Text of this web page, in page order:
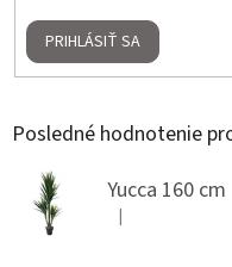
PRIHLÁSIŤ SA
Posledné hodnotenie
Yucca 160 cm
Hodnotenie
|